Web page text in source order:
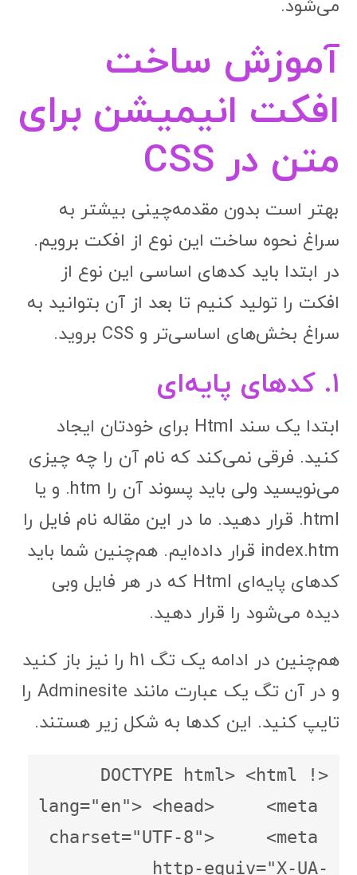
می‌شود.
آموزش ساخت
افکت انیمیشن برای
متن در CSS
بهتر است بدون مقدمه‌چینی بیشتر به
سراغ نحوه ساخت این نوع از افکت برویم.
در ابتدا باید کدهای اساسی این نوع از
افکت را تولید کنیم تا بعد از آن بتوانید به
سراغ بخش‌های اساسی‌تر و CSS بروید.
۱. کدهای پایه‌ای
ابتدا یک سند Html برای خودتان ایجاد
کنید. فرقی نمی‌کند که نام آن را چه چیزی
می‌نویسید ولی باید پسوند آن را htm. و یا
html. قرار دهید. ما در این مقاله نام فایل را
index.htm قرار داده‌ایم. هم‌چنین شما باید
کدهای پایه‌ای Html که در هر فایل وبی
دیده می‌شود را قرار دهید.
هم‌چنین در ادامه یک تگ h1 را نیز باز کنید
و در آن تگ یک عبارت مانند Adminesite را
تایپ کنید. این کدها به شکل زیر هستند.
<!DOCTYPE html> <html
lang="en"> <head>     <meta
charset="UTF-8">     <meta
http-equiv="X-UA-